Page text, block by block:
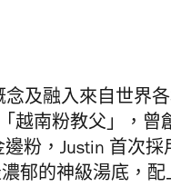
念及融入來自世界
越南粉教父」，曾
邊粉 ， Justin 首次採
郁的神級湯底， 配